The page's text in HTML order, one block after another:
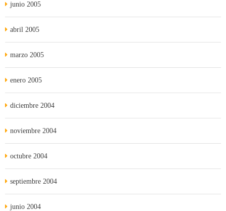
junio 2005
abril 2005
marzo 2005
enero 2005
diciembre 2004
noviembre 2004
octubre 2004
septiembre 2004
junio 2004